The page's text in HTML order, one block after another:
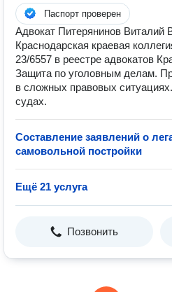
Паспорт проверен
Адвокат Питерянинов Виталий
Краснодарская краевая
23/6557 в реестре адвокатов
Защита по уголовным делам.
в сложных правовых
судах.
Составление заявлений о
самовольной постройки
Ещё 21 услуга
Позвонить